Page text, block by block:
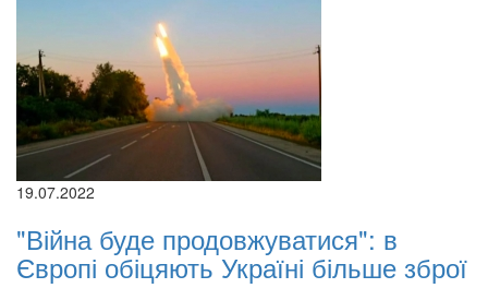
19.07.2022
"Війна буде продовжуватися": в
Європі обіцяють Україні більше зброї